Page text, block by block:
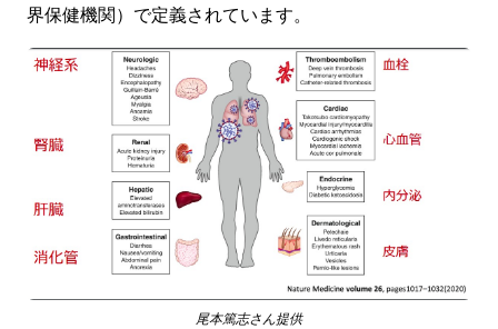
界保健機関）で定義されています。
尾本篤志さん提供